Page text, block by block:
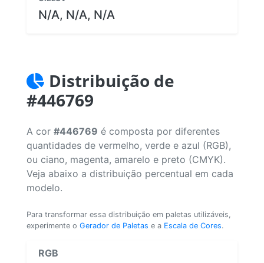
N/A, N/A, N/A
Distribuição de
#446769
A cor #446769 é composta por diferentes
quantidades de vermelho, verde e azul (RGB),
ou ciano, magenta, amarelo e preto (CMYK).
Veja abaixo a distribuição percentual em cada
modelo.
Para transformar essa distribuição em paletas utilizáveis,
experimente o Gerador de Paletas e a Escala de Cores.
RGB